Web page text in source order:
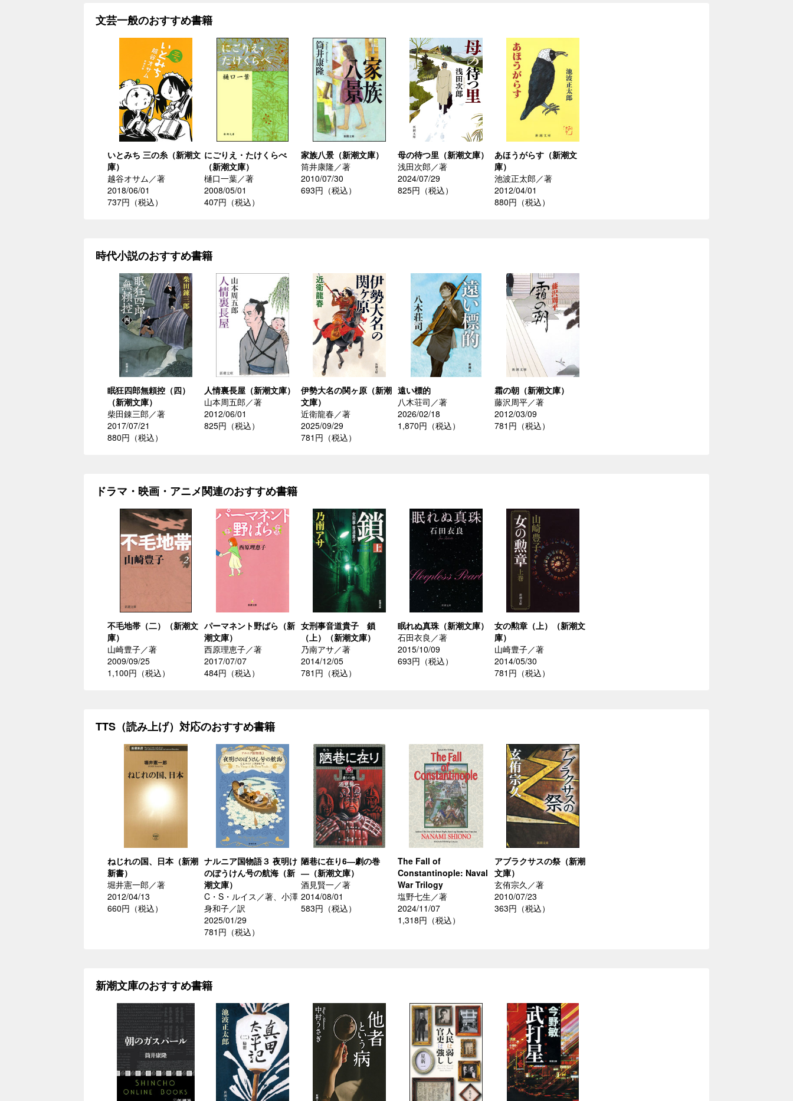
文芸一般のおすすめ書籍
いとみち 三の糸（新潮文
庫）
越谷オサム／著
2018/06/01
737円（税込）
にごりえ・たけくらべ
（新潮文庫）
樋口一葉／著
2008/05/01
407円（税込）
家族八景（新潮文庫）
筒井康隆／著
2010/07/30
693円（税込）
母の待つ里（新潮文庫）
浅田次郎／著
2024/07/29
825円（税込）
あほうがらす（新潮文
庫）
池波正太郎／著
2012/04/01
880円（税込）
時代小説のおすすめ書籍
眠狂四郎無頼控（四）
（新潮文庫）
柴田錬三郎／著
2017/07/21
880円（税込）
人情裏長屋（新潮文庫）
山本周五郎／著
2012/06/01
825円（税込）
伊勢大名の関ヶ原（新潮
文庫）
近衛龍春／著
2025/09/29
781円（税込）
遠い標的
八木荘司／著
2026/02/18
1,870円（税込）
霜の朝（新潮文庫）
藤沢周平／著
2012/03/09
781円（税込）
ドラマ・映画・アニメ関連のおすすめ書籍
不毛地帯（二）（新潮文
庫）
山崎豊子／著
2009/09/25
1,100円（税込）
パーマネント野ばら（新
潮文庫）
西原理恵子／著
2017/07/07
484円（税込）
女刑事音道貴子 鎖
（上）（新潮文庫）
乃南アサ／著
2014/12/05
781円（税込）
眠れぬ真珠（新潮文庫）
石田衣良／著
2015/10/09
693円（税込）
女の勲章（上）（新潮文
庫）
山崎豊子／著
2014/05/30
781円（税込）
TTS（読み上げ）対応のおすすめ書籍
ねじれの国、日本（新潮
新書）
堀井憲一郎／著
2012/04/13
660円（税込）
ナルニア国物語３ 夜明け
のぼうけん号の航海（新
潮文庫）
C・S・ルイス／著、小澤
身和子／訳
2025/01/29
781円（税込）
陋巷に在り6―劇の巻
―（新潮文庫）
酒見賢一／著
2014/08/01
583円（税込）
The Fall of
Constantinople: Naval
War Trilogy
塩野七生／著
2024/11/07
1,318円（税込）
アブラクサスの祭（新潮
文庫）
玄侑宗久／著
2010/07/23
363円（税込）
新潮文庫のおすすめ書籍